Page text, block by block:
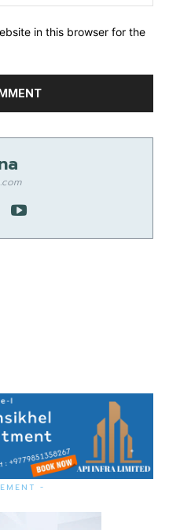
in this browser for the
-